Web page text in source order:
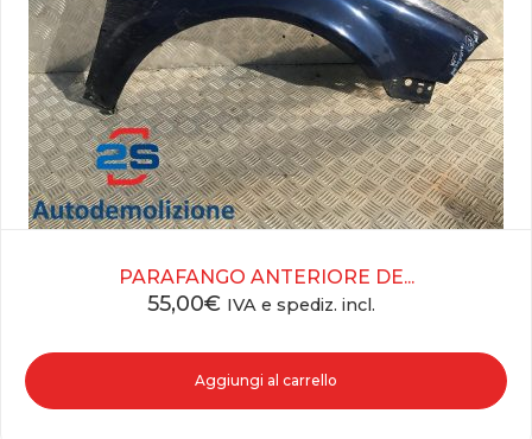
PARAFANGO ANTERIORE DE...
55,00€ IVA e spediz. incl.
Aggiungi al carrello